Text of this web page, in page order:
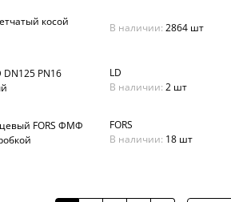
косой В наличии:2864 шт
DN125 PN16
LD
В наличии:2 шт
FORS ФМФ
FORS
В наличии: 18 шт